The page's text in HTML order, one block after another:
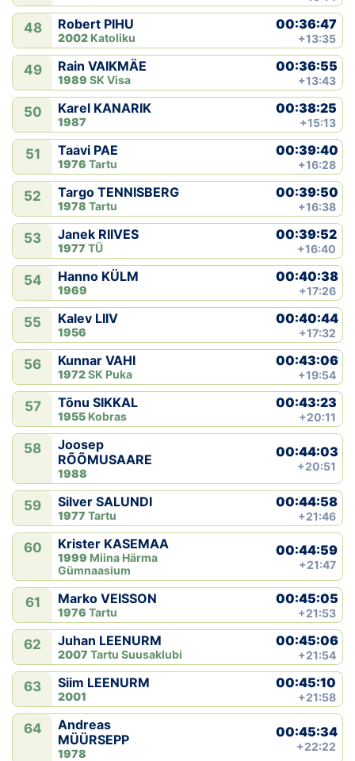
48 Robert PIHU
2002 Katoliku
00:36:47
+13:35
49 Rain VAIKMÄE
1989 SK Visa
00:36:55
+13:43
50 Karel KANARIK
1987
00:38:25
+15:13
51 Taavi PAE
1976 Tartu
00:39:40
+16:28
52 Targo TENNISBERG
1978 Tartu
00:39:50
+16:38
53 Janek RIIVES
1977 TÜ
00:39:52
+16:40
54 Hanno KÜLM
1969
00:40:38
+17:26
55 Kalev LIIV
1956
00:40:44
+17:32
56 Kunnar VAHI
1972SK Puka
00:43:06
+19:54
57 Tõnu SIKKAL
1955 Kobras
00:43:23
+20:11
58
Joosep
RÕÕMUSAARE
1988
00:44:03
+20:51
59 Silver SALUNDI
1977 Tartu
00:44:58
+21:46
60 Krister KASEMAA
1999 Miina Härma
Gümnaasium
00:44:59
+21:47
61 Marko VEISSON
1976 Tartu
00:45:05
+21:53
62 Juhan LEENURM
2007 Tartu Suusaklubi
00:45:06
+21:54
63 Siim LEENURM
2001
00:45:10
+21:58
64
Andreas
MÜÜRSEPP
1978
00:45:34
+22:22